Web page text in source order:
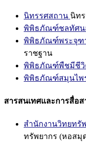
นิทรรศสถาน นิท
พิพิธภัณฑ์ชลทัศน
พิพิธภัณฑ์พระจุฑ
ราชฐาน
พิพิธภัณฑ์พืชมีชีวิ
พิพิธภัณฑ์สมุนไพ
สารสนเทศและการสื่อส
สำนักงานวิทยทรั
ทรัพยากร (หอสมุ